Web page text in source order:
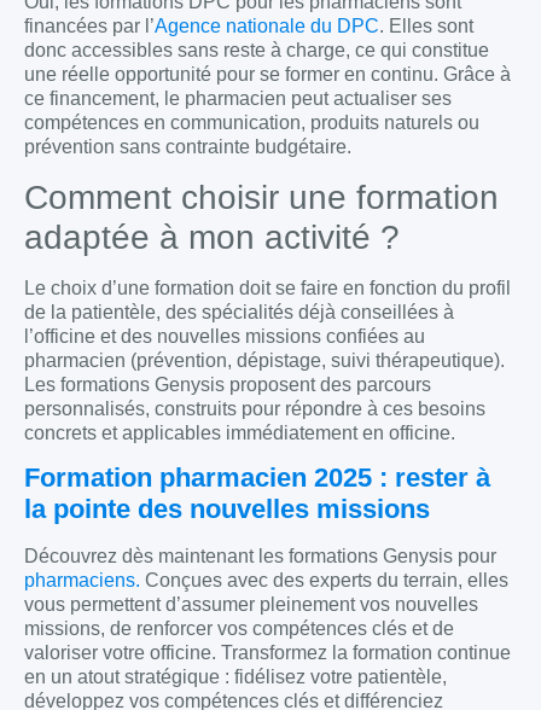
financées par l’Agence nationale du DPC. Elles sont
donc accessibles sans reste à charge, ce qui constitue
une réelle opportunité pour se former en continu. Grâce à
ce financement, le pharmacien peut actualiser ses
compétences en communication, produits naturels ou
prévention sans contrainte budgétaire.
Comment choisir une formation
adaptée à mon activité ?
Le choix d’une formation doit se faire en fonction du profil
de la patientèle, des spécialités déjà conseillées à
l’officine et des nouvelles missions confiées au
pharmacien (prévention, dépistage, suivi thérapeutique).
Les formations Genysis proposent des parcours
personnalisés, construits pour répondre à ces besoins
concrets et applicables immédiatement en officine.
Formation pharmacien 2025 : rester à
la pointe des nouvelles missions
Découvrez dès maintenant les formations Genysis pour
pharmaciens. Conçues avec des experts du terrain, elles
vous permettent d’assumer pleinement vos nouvelles
missions, de renforcer vos compétences clés et de
valoriser votre officine. Transformez la formation continue
en un atout stratégique : fidélisez votre patientèle,
développez vos compétences clés et différenciez